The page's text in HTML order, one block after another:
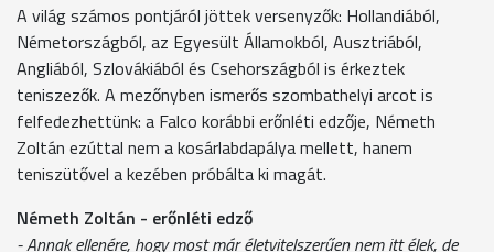
A világ számos pontjáról jöttek versenyzők: Hollandiából,
Németországból, az Egyesült Államokból, Ausztriából,
Angliából, Szlovákiából és Csehországból is érkeztek
teniszezők. A mezőnyben ismerős szombathelyi arcot is
felfedezhettünk: a Falco korábbi erőnléti edzője, Németh
Zoltán ezúttal nem a kosárlabdapálya mellett, hanem
teniszütővel a kezében próbálta ki magát.
Németh Zoltán - erőnléti edző
- Annak ellenére, hogy most már életvitelszerűen nem itt élek, de